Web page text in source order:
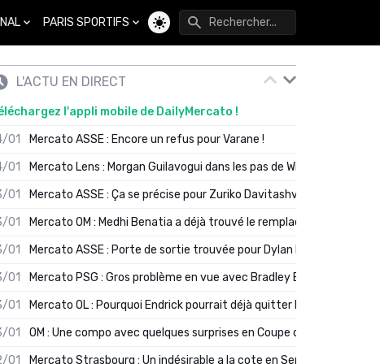
PARIS SPORTIFS
Changer de thème
L'ACTU EN DIRECT
l'appli mobile de DailyMercato !
01
Mercato ASSE : Encore un refus pour Varane !
01
Mercato Lens : Morgan Guilavogui dans les pas de Will Still ?
01
Mercato ASSE : Ça se précise pour Zuriko Davitashvili
01
Mercato OM : Medhi Benatia a déjà trouvé le remplaçant de Robinio
01
Mercato ASSE : Porte de sortie trouvée pour Dylan Batubinsika
01
Mercato PSG : Gros problème en vue avec Bradley Barcola ?
01
Mercato OL : Pourquoi Endrick pourrait déjà quitter Lyon en janvier
01
OM : Une compo avec quelques surprises en Coupe de France
01
Mercato Strasbourg : Un indésirable a la cote en Serie A